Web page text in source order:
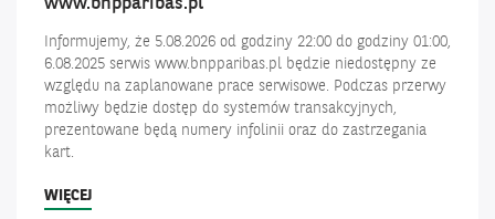
www.bnpparibas.pl
Informujemy, że 5.08.2026 od godziny 22:00 do godziny 01:00,
6.08.2025 serwis www.bnpparibas.pl będzie niedostępny ze
względu na zaplanowane prace serwisowe. Podczas przerwy
możliwy będzie dostęp do systemów transakcyjnych,
prezentowane będą numery infolinii oraz do zastrzegania
kart.
WIĘCEJPLANOWANA